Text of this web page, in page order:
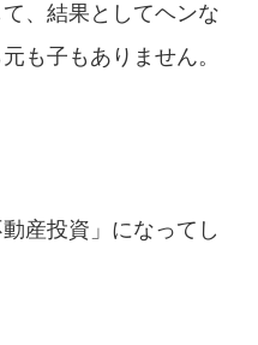
、結果としてヘンな
も子もありません。
産投資」になってし